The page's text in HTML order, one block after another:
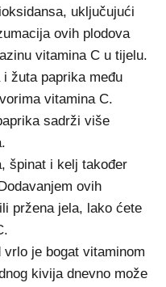
uključujući
ovih plodova
vitamina C u tijelu.
žuta paprika među
vitamina C.
sadrži više
špinat i kelj također
ovih
pržena jela, lako ćete
je bogat vitaminom
kivija dnevno može